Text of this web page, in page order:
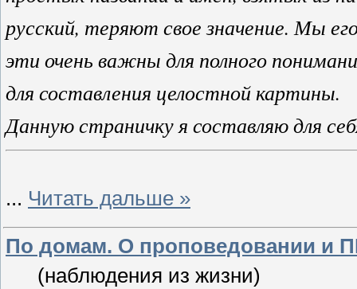
русский, теряют свое значение. Мы
эти очень важны для полного
для составления целостной картины.
Данную страничку я составляю для
... Читать дальше »
По домам. О проповедовании и
(наблюдения из жизни)